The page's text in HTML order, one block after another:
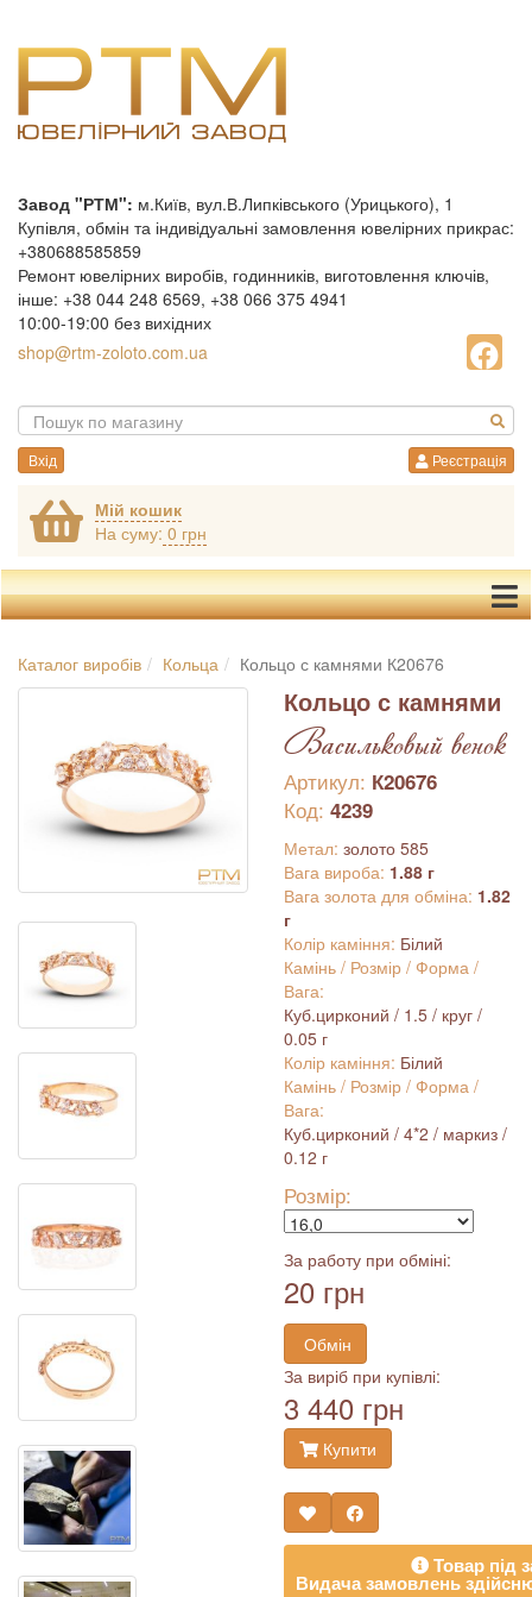
Завод "РТМ": м.Київ, вул.В.Липківського (Урицького), 1
Купівля, обмін та індивідуальні замовлення ювелірних прикрас:
+380688585859
Ремонт ювелірних виробів, годинників, виготовлення ключів,
інше: +38 044 248 6569, +38 066 375 4941
10:00-19:00 без вихідних
shop@rtm-zoloto.com.ua
Вхід Реєстрація
Мій кошик
На суму: 0 грн
Каталог виробів Кольца Кольцо с камнями К20676
Кольцо с камнями
Васильковый венок
Артикул: К20676
Код: 4239
Метал: золото 585
Вага вироба: 1.88 г
Вага золота для обміна: 1.82
г
Колір каміння: Білий
Камінь / Розмір / Форма /
Вага:
Куб.цирконий / 1.5 / круг /
0.05 г
Колір каміння: Білий
Камінь / Розмір / Форма /
Вага:
Куб.цирконий / 4*2 / маркиз /
0.12 г
Розмір:
За работу при обміні:
20 грн
Обмін
За виріб при купівлі:
3 440 грн
Купити
Товар під
Видача замовлень